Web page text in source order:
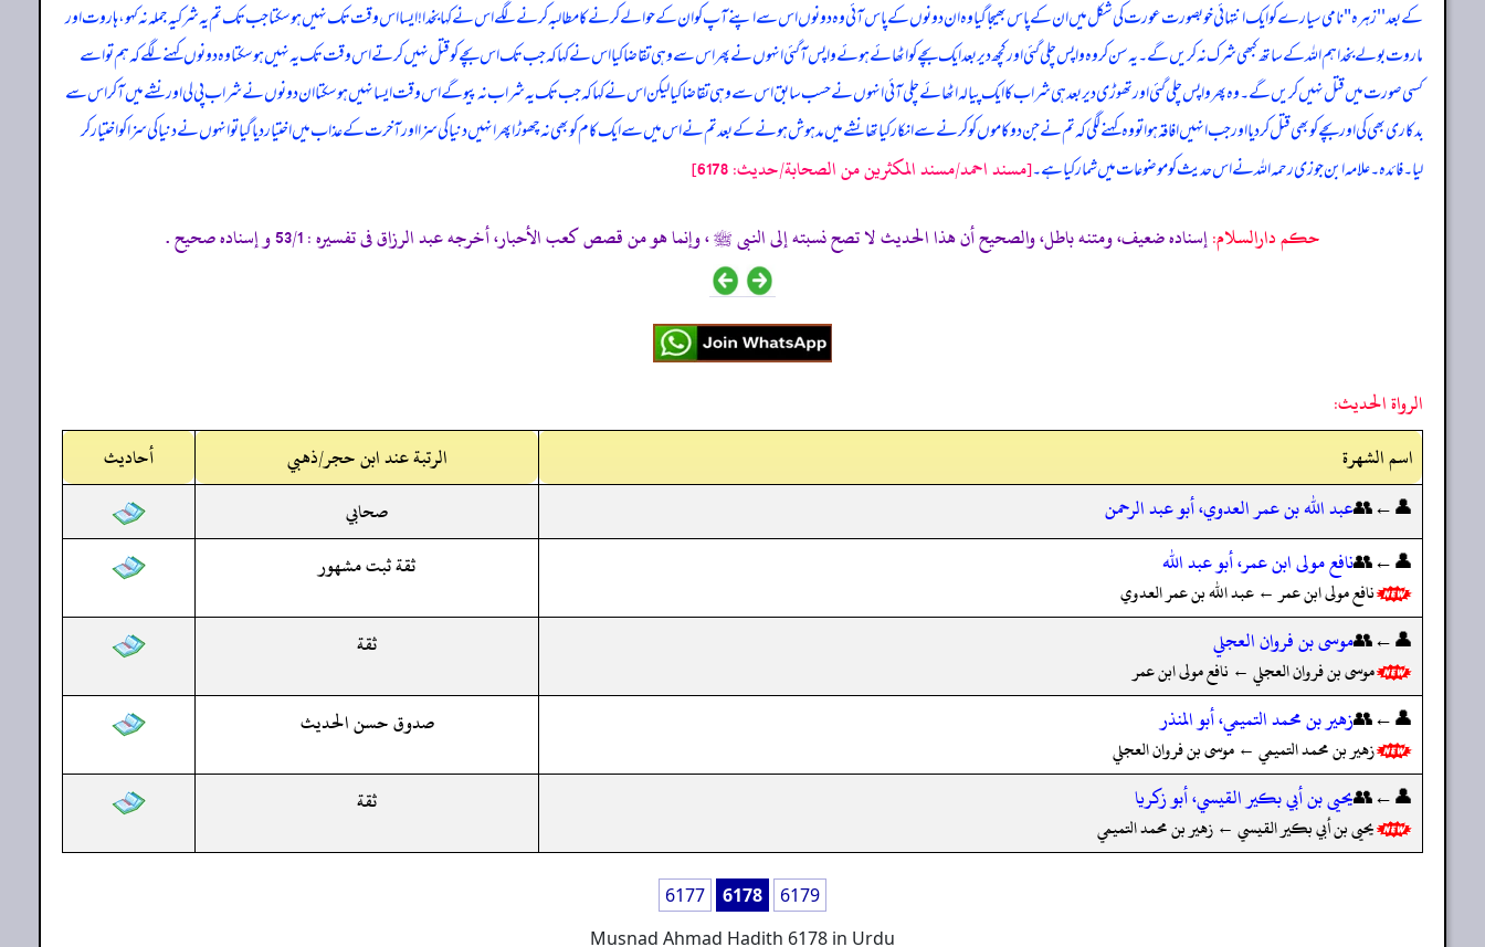
کے بعد '' زہرہ " نامی سیارے کو ایک انتہائی خوبصورت عورت کی شکل میں ان کے پاس بھیجا گیا وہ ان دونوں کے پاس آئی وہ دونوں اس سے اپنے آپ کو ان کے حوالے کرنے کا مطالبہ کرنے لگے اس نے کہا بخدا! ایسا اس وقت تک نہیں ہو سکتا جب تک تم یہ شرکیہ جملہ نہ کہو، ہاروت اور
ماروت بولے بخدا ہم اللہ کے ساتھ کبھی شرک نہ کر یں گے۔ یہ سن کروہ واپس چلی گئی اور کچھ دیر بعد ایک بچے کو اٹھائے ہوئے واپس آگئی انہوں نے پھر اس سے وہی تقاضا کیا اس نے کہا کہ جب تک اس بچے کو قتل نہیں کرتے اس وقت تک یہ نہیں ہو سکتا وہ دونوں کہنے لگے کہ ہم تو اسے
کسی صورت میں قتل نہیں کر یں گے۔ وہ پھر واپس چلی گئی اور تھوڑی دیر بعد ہی شراب کا ایک پیالہ اٹھائے چلی آئی انہوں نے حسب سابق اس سے وہی تقاضا کیا لیکن اس نے کہا کہ جب تک یہ شراب نہ پیو گے اس وقت ایسا نہیں ہو سکتا ان دونوں نے شراب پی لی اور نشے میں آ کر اس سے
بدکاری بھی کی اور بچے کو بھی قتل کر دیا اور جب انہیں افاقہ ہوا تو وہ کہنے لگی کہ تم نے جن دو کاموں کو کرنے سے انکار کیا تھا نشے میں مد ہوش ہونے کے بعد تم نے اس میں سے ایک کام کو بھی نہ چھوڑا پھر انہیں دنیا کی سزا اور آخرت کے عذاب میں اختیار دیا گیا تو انہوں نے دنیا کی سزا کو اختیار کر
لیا۔ فائدہ۔ علامہ ابن جوزی رحمہ اللہ نے اس حدیث کو موضوعات میں شمار کیا ہے۔[مسند احمد/مسند المكثرين من الصحابة/حدیث: 6178]
حکم دارالسلام:إسناده ضعيف، ومتنه باطل، والصحيح أن هذا الحديث لا تصح نسبته إلى النبى ﷺ ، وإنما هو من قصص كعب الأحبار، أخرجه عبد الرزاق فى تفسيره : 53/1 و إسناده صحيح .
الرواة الحديث:
اسم الشهرة
الرتبة عند ابن حجر/ذهبي
أحاديث
👤←👥عبد الله بن عمر العدوي، أبو عبد الرحمن
صحابي
👤←👥نافع مولى ابن عمر، أبو عبد الله
نافع مولى ابن عمر ← عبد الله بن عمر العدوي
ثقة ثبت مشهور
👤←👥موسى بن فروان العجلي
موسى بن فروان العجلي ← نافع مولى ابن عمر
ثقة
👤←👥زهير بن محمد التميمي، أبو المنذر
زهير بن محمد التميمي ← موسى بن فروان العجلي
صدوق حسن الحديث
👤←👥يحيى بن أبي بكير القيسي، أبو زكريا
يحيى بن أبي بكير القيسي ← زهير بن محمد التميمي
ثقة
6177 6178
6179
Musnad Ahmad Hadith 6178 in Urdu